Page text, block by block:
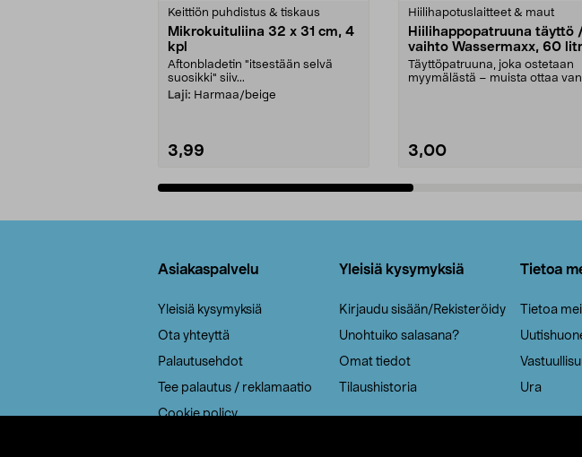
Keittiön puhdistus & tiskaus
Mikrokuituliina 32 x 31 cm, 4
kpl
Aftonbladetin "itsestään selvä
suosikki" siiv...
Laji: Harmaa/beige
3,99
Hiilihapotuslaitteet & maut
Hiilihappopatruuna täyttö
vaihto Wassermaxx, 60
Täyttöpatruuna, joka ostetaan
myymälästä – muista ottaa
3,00
Asiakaspalvelu
Yleisiä kysymyksiä
Ota yhteyttä
Palautusehdot
Tee palautus / reklamaatio
Cookie policy
Yleisiä kysymyksiä
Kirjaudu sisään/Rekisteröidy
Unohtuiko salasana?
Omat tiedot
Tilaushistoria
Tietoa
Tietoa
Ura